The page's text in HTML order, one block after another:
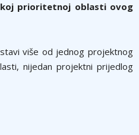
prioritetnoj oblasti ovog
više od jednog projektnog
nijedan projektni prijedlog